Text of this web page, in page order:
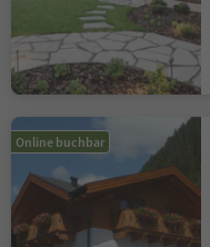
Online buchbar